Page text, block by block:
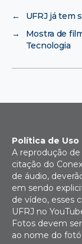
←
UFRJ já tem
→
Mostra de
Tecnologia
Política de Uso
A reprodução
citação do
de áudio,
em sendo
de vídeo, esses
UFRJ no
Fotos devem
ao nome do